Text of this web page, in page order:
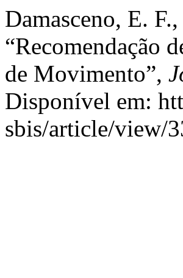
Damasceno, E.
“Recomendação
de Movimento”,
Disponível em:
sbis/article/view/